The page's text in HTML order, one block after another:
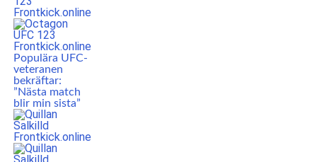
Populära UFC-
veteranen
bekräftar:
”Nästa match
blir min sista”